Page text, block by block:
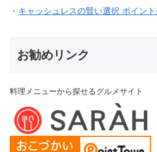
・ キャッシュレスの賢い選択 ポイン
お勧めリンク
料理メニューから探せるグルメサイト